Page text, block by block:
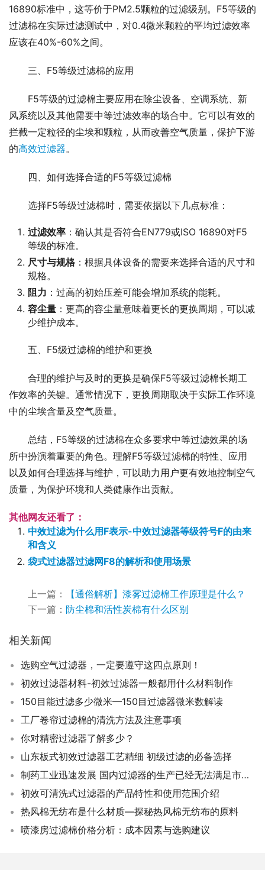
16890标准中，这等价于PM2.5颗粒的过滤级别。F5等级的
过滤棉在实际过滤测试中，对0.4微米颗粒的平均过滤效率
应该在40%-60%之间。
三、F5等级过滤棉的应用
F5等级的过滤棉主要应用在除尘设备、空调系统、新
风系统以及其他需要中等过滤效率的场合中。它可以有效的
拦截一定粒径的尘埃和颗粒，从而改善空气质量，保护下游
的高效过滤器。
四、如何选择合适的F5等级过滤棉
选择F5等级过滤棉时，需要依据以下几点标准：
过滤效率 ：确认其是否符合EN779或ISO 16890对F5
等级的标准。
尺寸与规格 ：根据具体设备的需要来选择合适的尺寸和
规格。
阻力 ：过高的初始压差可能会增加系统的能耗。
容尘量 ：更高的容尘量意味着更长的更换周期，可以减
少维护成本。
五、F5级过滤棉的维护和更换
合理的维护与及时的更换是确保F5等级过滤棉长期工
作效率的关键。通常情况下，更换周期取决于实际工作环境
中的尘埃含量及空气质量。
总结，F5等级的过滤棉在众多要求中等过滤效果的场
所中扮演着重要的角色。理解F5等级过滤棉的特性、应用
以及如何合理选择与维护，可以助力用户更有效地控制空气
质量，为保护环境和人类健康作出贡献。
其他网友还看了：
中效过滤为什么用F表示-中效过滤器等级符号F的由来
和含义
袋式过滤器过滤网F8的解析和使用场景
上一篇：
【通俗解析】漆雾过滤棉工作原理是什么？
下一篇： 防尘棉和活性炭棉有什么区别
相关新闻
选购空气过滤器，一定要遵守这四点原则！
初效过滤器材料-初效过滤器一般都用什么材料制作
150目能过滤多少微米—150目过滤器微米数解读
工厂卷帘过滤棉的清洗方法及注意事项
你对精密过滤器了解多少？
山东板式初效过滤器工艺精细 初级过滤的必备选择
制药工业迅速发展 国内过滤器的生产已经无法满足市场需求
初效可清洗式过滤器的产品特性和使用范围介绍
热风棉无纺布是什么材质—探秘热风棉无纺布的原料
喷漆房过滤棉价格分析：成本因素与选购建议